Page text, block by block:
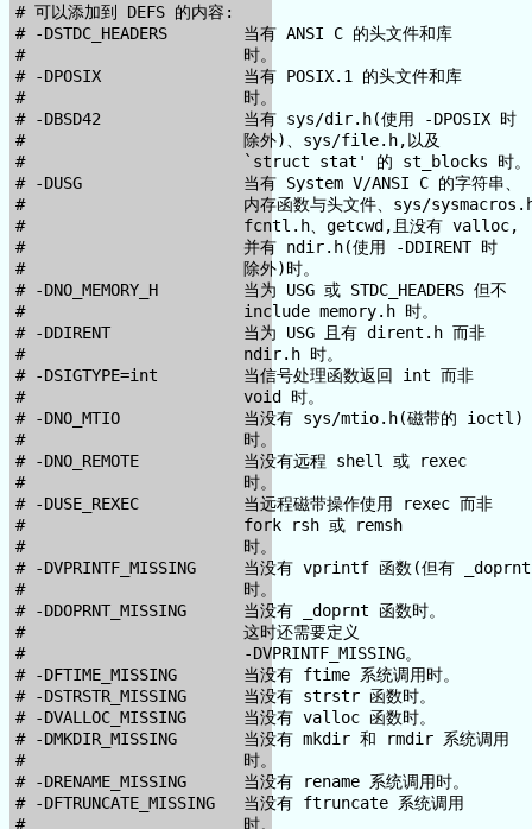
# 可以添加到 DEFS 的内容:
# -DSTDC_HEADERS        当有 ANSI C 的头文件和库
#                       时。
# -DPOSIX               当有 POSIX.1 的头文件和库
#                       时。
# -DBSD42               当有 sys/dir.h(使用 -DPOSIX 时
#                       除外)、sys/file.h,以及
#                       `struct stat' 的 st_blocks 时。
# -DUSG                 当有 System V/ANSI C 的字符串、
#                       内存函数与头文件、sys/
#                       fcntl.h、getcwd,且没有 valloc,
#                       并有 ndir.h(使用 -DDIRENT 时
#                       除外)时。
# -DNO_MEMORY_H         当为 USG 或 STDC_HEADERS 但不
#                       include memory.h 时。
# -DDIRENT              当为 USG 且有 dirent.h 而非
#                       ndir.h 时。
# -DSIGTYPE=int         当信号处理函数返回 int 而非
#                       void 时。
# -DNO_MTIO             当没有 sys/mtio.h(磁带的 ioctl)
#                       时。
# -DNO_REMOTE           当没有远程 shell 或 rexec
#                       时。
# -DUSE_REXEC           当远程磁带操作使用 rexec 而非
#                       fork rsh 或 remsh
#                       时。
# -DVPRINTF_MISSING     当没有 vprintf 函数(但有
#                       时。
# -DDOPRNT_MISSING      当没有 _doprnt 函数时。
#                       这时还需要定义
#                       -DVPRINTF_MISSING。
# -DFTIME_MISSING       当没有 ftime 系统调用时。
# -DSTRSTR_MISSING      当没有 strstr 函数时。
# -DVALLOC_MISSING      当没有 valloc 函数时。
# -DMKDIR_MISSING       当没有 mkdir 和 rmdir 系统调用
#                       时。
# -DRENAME_MISSING      当没有 rename 系统调用时。
# -DFTRUNCATE_MISSING   当没有 ftruncate 系统调用
#                       时。